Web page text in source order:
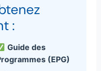
:
Guide des
(EPG)